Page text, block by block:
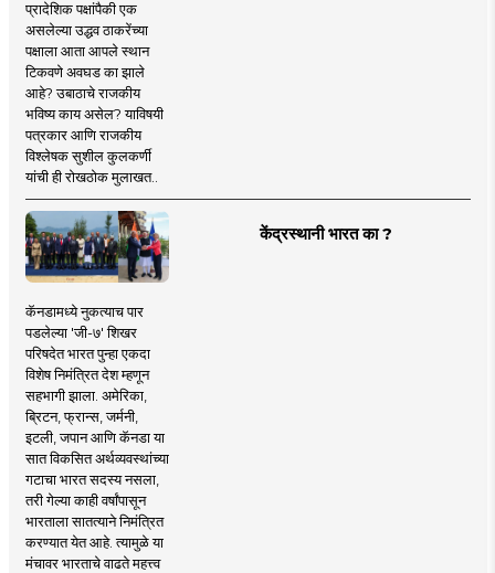
प्रादेशिक पक्षांपैकी एक
असलेल्या उद्धव ठाकरेंच्या
पक्षाला आता आपले स्थान
टिकवणे अवघड का झाले
आहे? उबाठाचे राजकीय
भविष्य काय असेल? याविषयी
पत्रकार आणि राजकीय
विश्लेषक सुशील कुलकर्णी
यांची ही रोखठोक मुलाखत..
केंद्रस्थानी भारत का ?
कॅनडामध्ये नुकत्याच पार
पडलेल्या 'जी-७' शिखर
परिषदेत भारत पुन्हा एकदा
विशेष निमंत्रित देश म्हणून
सहभागी झाला. अमेरिका,
ब्रिटन, फ्रान्स, जर्मनी,
इटली, जपान आणि कॅनडा या
सात विकसित अर्थव्यवस्थांच्या
गटाचा भारत सदस्य नसला,
तरी गेल्या काही वर्षांपासून
भारताला सातत्याने निमंत्रित
करण्यात येत आहे. त्यामुळे या
मंचावर भारताचे वाढते महत्त्व